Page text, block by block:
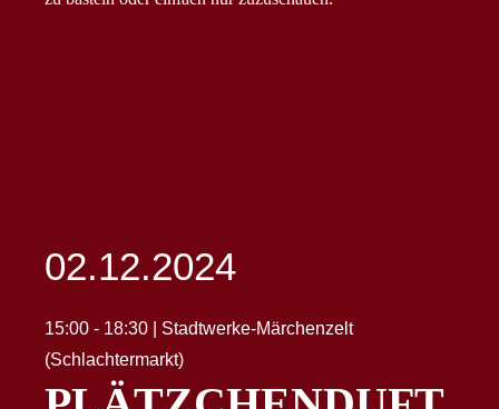
02.12.2024
15:00 - 18:30 | Stadtwerke-Märchenzelt
(Schlachtermarkt)